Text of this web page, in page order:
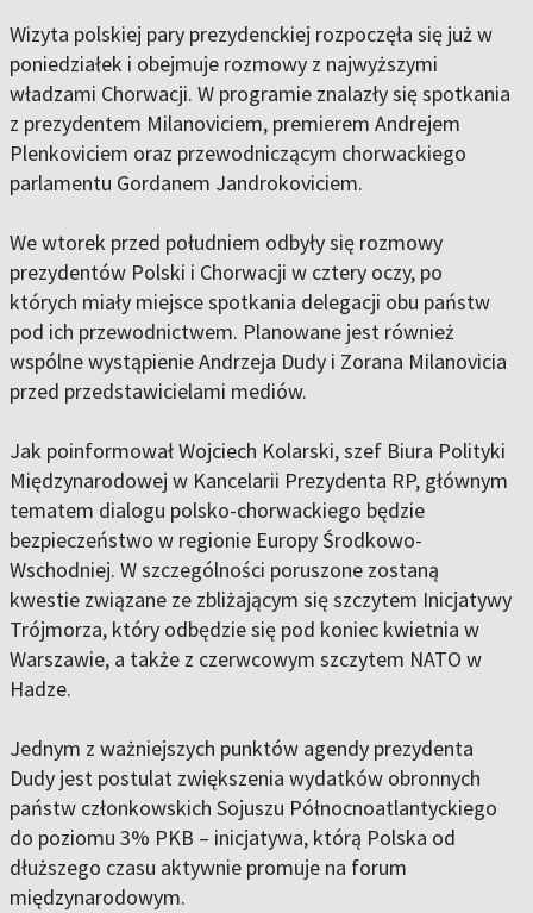
Wizyta polskiej pary prezydenckiej rozpoczęła się już w
poniedziałek i obejmuje rozmowy z najwyższymi
władzami Chorwacji. W programie znalazły się spotkania
z prezydentem Milanoviciem, premierem Andrejem
Plenkoviciem oraz przewodniczącym chorwackiego
parlamentu Gordanem Jandrokoviciem.
We wtorek przed południem odbyły się rozmowy
prezydentów Polski i Chorwacji w cztery oczy, po
których miały miejsce spotkania delegacji obu państw
pod ich przewodnictwem. Planowane jest również
wspólne wystąpienie Andrzeja Dudy i Zorana Milanovicia
przed przedstawicielami mediów.
Jak poinformował Wojciech Kolarski, szef Biura Polityki
Międzynarodowej w Kancelarii Prezydenta RP, głównym
tematem dialogu polsko-chorwackiego będzie
bezpieczeństwo w regionie Europy Środkowo-
Wschodniej. W szczególności poruszone zostaną
kwestie związane ze zbliżającym się szczytem Inicjatywy
Trójmorza, który odbędzie się pod koniec kwietnia w
Warszawie, a także z czerwcowym szczytem NATO w
Hadze.
Jednym z ważniejszych punktów agendy prezydenta
Dudy jest postulat zwiększenia wydatków obronnych
państw członkowskich Sojuszu Północnoatlantyckiego
do poziomu 3% PKB – inicjatywa, którą Polska od
dłuższego czasu aktywnie promuje na forum
międzynarodowym.